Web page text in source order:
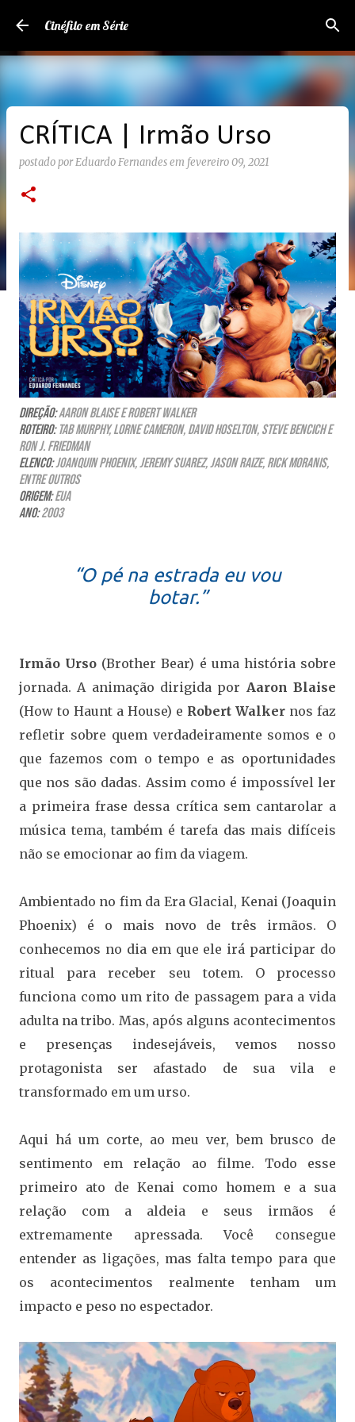
Pular para o conteúdo principal
Cinéfilo em Série
CRÍTICA | Irmão Urso
postado porEduardo Fernandesem fevereiro 09, 2021
Direção:Aaron Blaise e Robert Walker
Roteiro:Tab Murphy, Lorne Cameron, David Hoselton, Steve Bencich e
Ron J. Friedman
Elenco:Joanquin Phoenix, Jeremy Suarez, Jason Raize, Rick Moranis,
entre outros
Origem:EUA
Ano:2003
“O pé na estrada eu vou
botar.”
Irmão Urso (Brother Bear) é uma história sobre
jornada. A animação dirigida por Aaron Blaise
(How to Haunt a House) e Robert Walker nos faz
refletir sobre quem verdadeiramente somos e o
que fazemos com o tempo e as oportunidades
que nos são dadas. Assim como é impossível ler
a primeira frase dessa crítica sem cantarolar a
música tema, também é tarefa das mais difíceis
não se emocionar ao fim da viagem.
Ambientado no fim da Era Glacial, Kenai (Joaquin
Phoenix) é o mais novo de três irmãos. O
conhecemos no dia em que ele irá participar do
ritual para receber seu totem. O processo
funciona como um rito de passagem para a vida
adulta na tribo. Mas, após alguns acontecimentos
e presenças indesejáveis, vemos nosso
protagonista ser afastado de sua vila e
transformado em um urso.
Aqui há um corte, ao meu ver, bem brusco de
sentimento em relação ao filme. Todo esse
primeiro ato de Kenai como homem e a sua
relação com a aldeia e seus irmãos é
extremamente apressada. Você consegue
entender as ligações, mas falta tempo para que
os acontecimentos realmente tenham um
impacto e peso no espectador.